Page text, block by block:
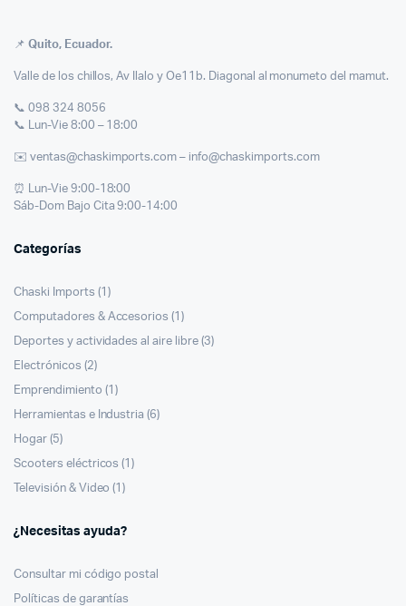
📌 Quito, Ecuador.
Valle de los chillos, Av Ilalo y Oe11b. Diagonal al monumeto del mamut.
📞 098 324 8056
📞 Lun-Vie 8:00 – 18:00
✉️ ventas@chaskimports.com – info@chaskimports.com
⏰ Lun-Vie 9:00-18:00
Sáb-Dom Bajo Cita 9:00-14:00
Categorías
Chaski Imports (1)
Computadores & Accesorios (1)
Deportes y actividades al aire libre (3)
Electrónicos (2)
Emprendimiento (1)
Herramientas e Industria (6)
Hogar (5)
Scooters eléctricos (1)
Televisión & Video (1)
¿Necesitas ayuda?
Consultar mi código postal
Políticas de garantías